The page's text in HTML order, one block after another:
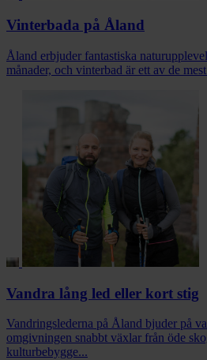
Vinterbada på Åland
Åland erbjuder fantastiska
månader, och vinterbad är ett av de
Vandra lång led eller kort stig
Vandringslederna på Åland bjuder på
omgivningen snabbt växlar från öde
kulturbebygge...